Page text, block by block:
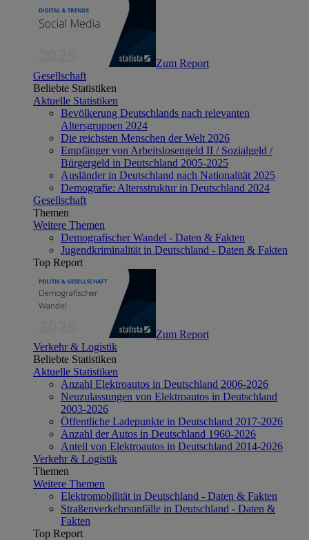
Zum Report
Gesellschaft
Beliebte Statistiken
Aktuelle Statistiken
Bevölkerung Deutschlands nach relevanten
Altersgruppen 2024
Die reichsten Menschen der Welt 2026
Empfänger von Arbeitslosengeld II / Sozialgeld /
Bürgergeld in Deutschland 2005-2025
Ausländer in Deutschland nach Nationalität 2025
Demografie: Altersstruktur in Deutschland 2024
Gesellschaft
Themen
Weitere Themen
Demografischer Wandel - Daten & Fakten
Jugendkriminalität in Deutschland - Daten & Fakten
Top Report
Zum Report
Verkehr & Logistik
Beliebte Statistiken
Aktuelle Statistiken
Anzahl Elektroautos in Deutschland 2006-2026
Neuzulassungen von Elektroautos in Deutschland
2003-2026
Öffentliche Ladepunkte in Deutschland 2017-2026
Anzahl der Autos in Deutschland 1960-2026
Anteil von Elektroautos in Deutschland 2014-2026
Verkehr & Logistik
Themen
Weitere Themen
Elektromobilität in Deutschland - Daten & Fakten
Straßenverkehrsunfälle in Deutschland - Daten &
Fakten
Top Report